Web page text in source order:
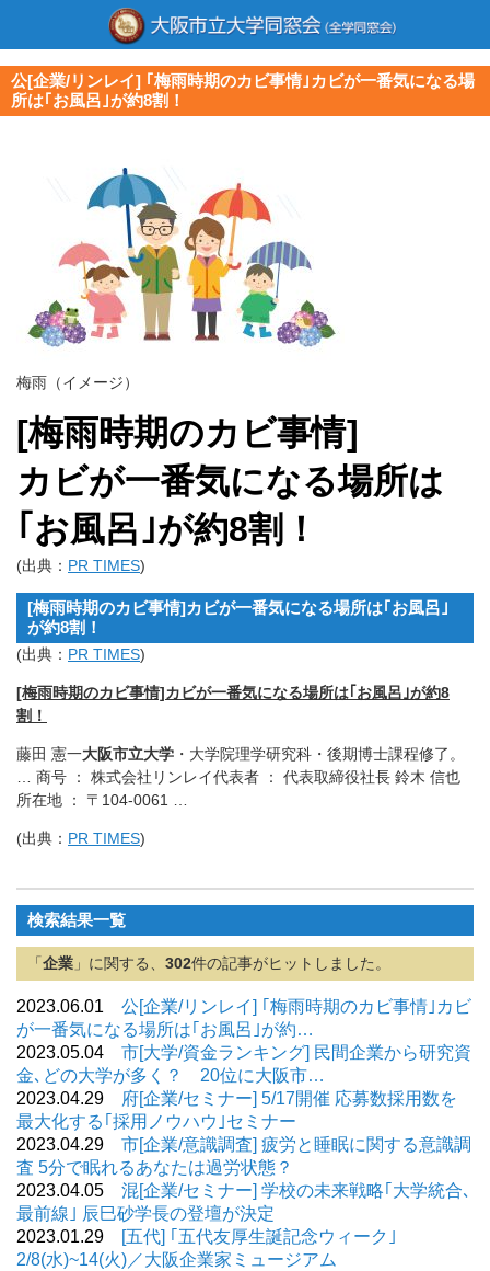
公[企業/リンレイ] ｢梅雨時期のカビ事情｣カビが一番気になる場
所は｢お風呂｣が約8割！
梅雨（イメージ）
[梅雨時期のカビ事情]
カビが一番気になる場所は
｢お風呂｣が約8割！
(出典： PR TIMES)
[梅雨時期のカビ事情]カビが一番気になる場所は｢お風呂｣
が約8割！
(出典： PR TIMES)
[梅雨時期のカビ事情]カビが一番気になる場所は｢お風呂｣が約8
割！
藤田 憲一大阪市立大学 ・大学院理学研究科・後期博士課程修了。
… 商号 ： 株式会社リンレイ代表者 ： 代表取締役社長 鈴木 信也
所在地 ： 〒104-0061 …
(出典： PR TIMES)
検索結果一覧
「 企業 」に関する、 302件の記事がヒットしました。
2023.06.01 公[企業/リンレイ] ｢梅雨時期のカビ事情｣カビ
が一番気になる場所は｢お風呂｣が約…
2023.05.04 市[大学/資金ランキング] 民間企業から研究資
金､どの大学が多く？ 20位に大阪市…
2023.04.29
府[企業/セミナー] 5/17開催 応募数採用数を
最大化する｢採用ノウハウ｣セミナー
2023.04.29 市[企業/意識調査] 疲労と睡眠に関する意識調
査 5分で眠れるあなたは過労状態？
2023.04.05 混[企業/セミナー] 学校の未来戦略｢大学統合､
最前線｣ 辰巳砂学長の登壇が決定
2023.01.29
[五代] ｢五代友厚生誕記念ウィーク｣
2/8(水)~14(火)／大阪企業家ミュージアム